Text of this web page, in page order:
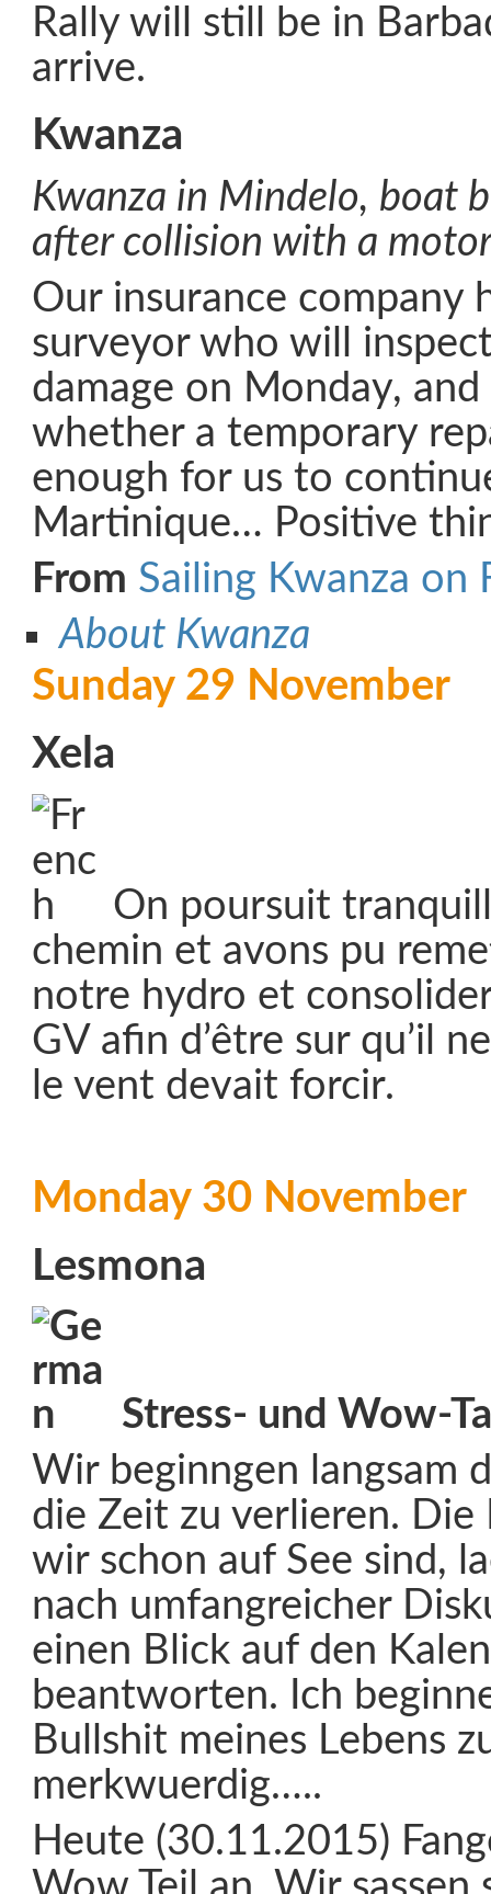
Rally will still be in
arrive.
Kwanza
Kwanza in Mindelo, boat
after collision with a
Our insurance company
surveyor who will inspect
damage on Monday,
whether a temporary
enough for us to
Martinique… Positive
From Sailing Kwanza on
About Kwanza
Sunday 29 November
Xela
On poursuit
chemin et avons pu
notre hydro et
GV afin d’être sur qu’il
le vent devait forcir.
Monday 30 November
Lesmona
Stress- und Wow-
Wir beginngen langsam
die Zeit zu verlieren. Die
wir schon auf See sind,
nach umfangreicher
einen Blick auf den
beantworten. Ich
Bullshit meines Lebens
merkwuerdig…..
Heute (30.11.2015)